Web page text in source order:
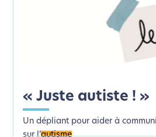
« Juste autiste ! »
Un dépliant pour aider à
sur l’autisme